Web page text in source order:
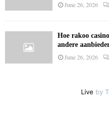
June 26, 2026
Hoe rakoo
andere
June 26, 2026
Live by